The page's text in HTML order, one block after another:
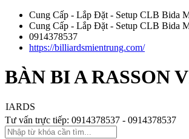
Cung Cấp - Lắp Đặt - Setup CLB Bida
Cung Cấp - Lắp Đặt - Setup CLB Bida
0914378537
https://billiardsmientrung.com/
BÀN BI A RASSON
Tư vấn trực tiếp: 0914378537 - 0914378537